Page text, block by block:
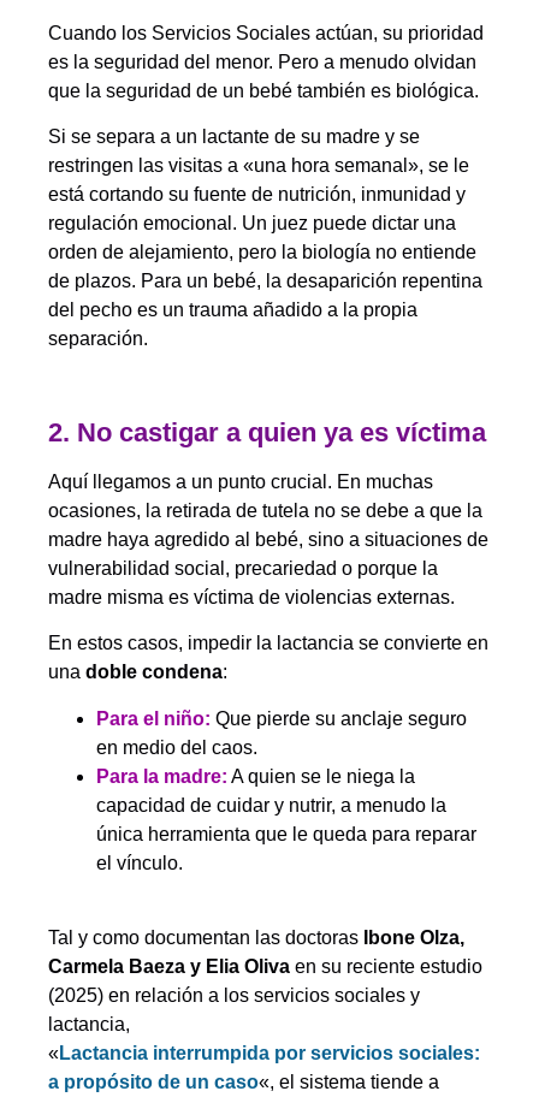
Cuando los Servicios Sociales actúan, su prioridad
es la seguridad del menor. Pero a menudo olvidan
que la seguridad de un bebé también es biológica.
Si se separa a un lactante de su madre y se
restringen las visitas a «una hora semanal», se le
está cortando su fuente de nutrición, inmunidad y
regulación emocional. Un juez puede dictar una
orden de alejamiento, pero la biología no entiende
de plazos. Para un bebé, la desaparición repentina
del pecho es un trauma añadido a la propia
separación.
2. No castigar a quien ya es víctima
Aquí llegamos a un punto crucial. En muchas
ocasiones, la retirada de tutela no se debe a que la
madre haya agredido al bebé, sino a situaciones de
vulnerabilidad social, precariedad o porque la
madre misma es víctima de violencias externas.
En estos casos, impedir la lactancia se convierte en
una doble condena:
Para el niño: Que pierde su anclaje seguro
en medio del caos.
Para la madre: A quien se le niega la
capacidad de cuidar y nutrir, a menudo la
única herramienta que le queda para reparar
el vínculo.
Tal y como documentan las doctoras
Ibone Olza,
Carmela Baeza y Elia Oliva en su reciente estudio
(2025) en relación a los servicios sociales y
lactancia,
«Lactancia interrumpida por servicios sociales:
a propósito de un caso«, el sistema tiende a